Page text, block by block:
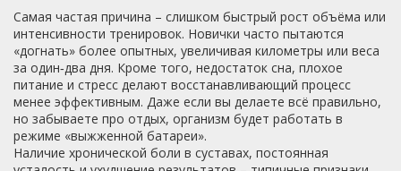
Самая частая причина – слишком быстрый рост объёма или
интенсивности тренировок. Новички часто пытаются
«догнать» более опытных, увеличивая километры или веса
за один‑два дня. Кроме того, недостаток сна, плохое
питание и стресс делают восстанавливающий процесс
менее эффективным. Даже если вы делаете всё правильно,
но забываете про отдых, организм будет работать в
режиме «выжженной батареи».
Наличие хронической боли в суставах, постоянная